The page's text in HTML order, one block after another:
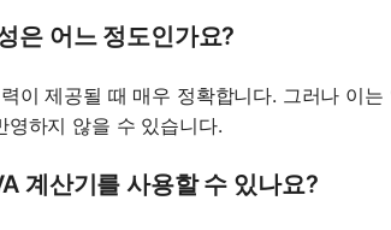
은 어느 정도인가요?
이 제공될 때 매우 정확합니다. 그러나 이
영하지 않을 수 있습니다.
계산기를 사용할 수 있나요?